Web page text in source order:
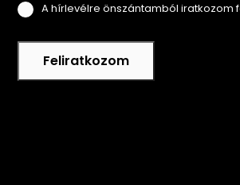
A hírlevélre önszántamból iratkozom
Feliratkozom